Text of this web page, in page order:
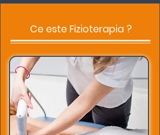
Ce este Fizioterapia ?